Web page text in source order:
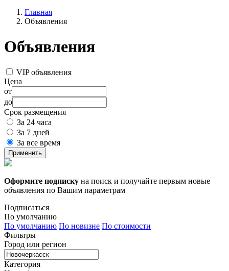
Главная
Объявления
Объявления
VIP объявления
Цена
от
до
Срок размещения
За 24 часа
За 7 дней
За все время
Применить
Оформите подписку на поиск и получайте первым новые
объявления по Вашим параметрам
Подписаться
По умолчанию
По умолчанию По новизне По стоимости
Фильтры
Город или регион
Категория